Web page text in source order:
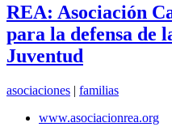
REA: Asociación
para la defensa de
Juventud
asociaciones | familias
www.asociacionrea.org